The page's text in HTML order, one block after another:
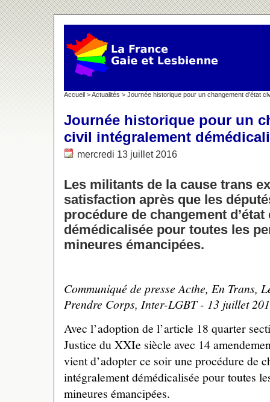
Accueil >Actualités > Journée historique pour un changement d’état
Journée historique pour un
civil intégralement
mercredi 13 juillet 2016
Les militants de la cause trans
satisfaction après que les
procédure de changement
démédicalisée pour toutes les
mineures émancipées.
Communiqué de presse Acthe, En Trans,
Prendre Corps, Inter-LGBT - 13 juillet
Avec l’adoption de l’article 18 quarter
Justice du XXIe siècle avec 14
vient d’adopter ce soir une procédure de
intégralement démédicalisée pour toutes
mineures émancipées.